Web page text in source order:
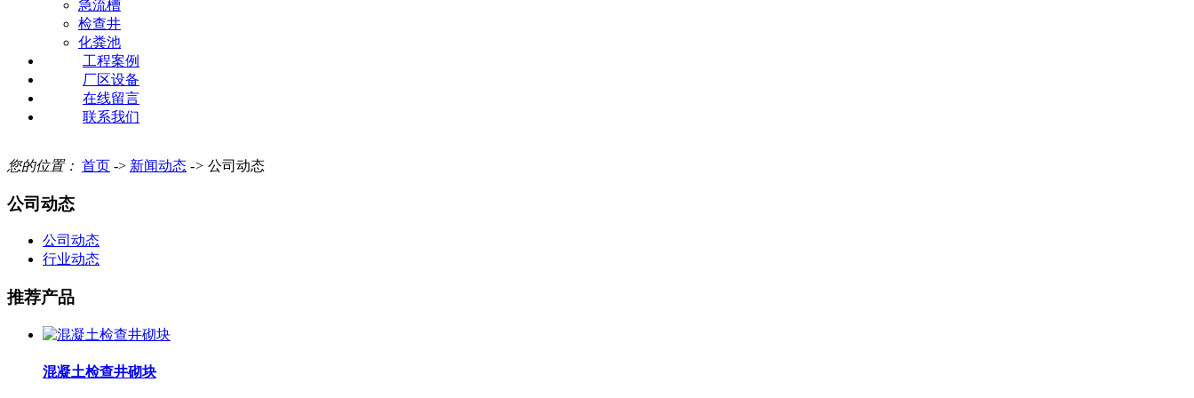
急流槽
检查井
化粪池
工程案例
厂区设备
在线留言
联系我们
您的位置： 首页 -> 新闻动态 -> 公司动态
公司动态
公司动态
行业动态
推荐产品
混凝土检查井砌块